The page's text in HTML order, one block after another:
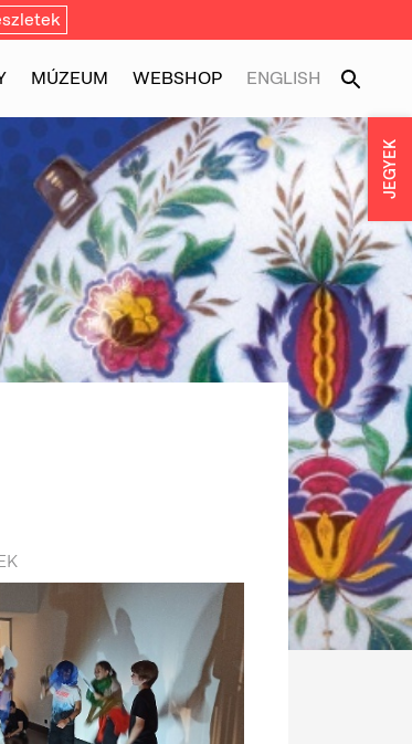
MÚZEUM WEBSHOP ENGLISH
JEGYEK